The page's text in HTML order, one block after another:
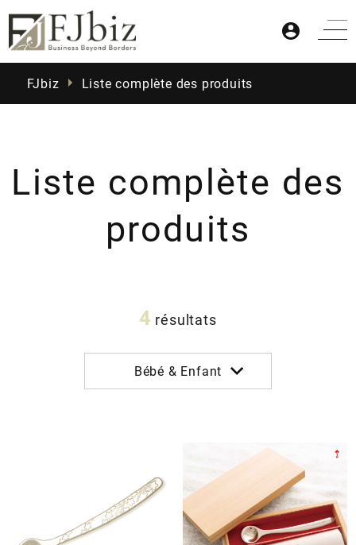
Accueil
Contactez-nous
FJbiz Liste complète des produits
Liste complète des
produits
4 résultats
Bébé & Enfant